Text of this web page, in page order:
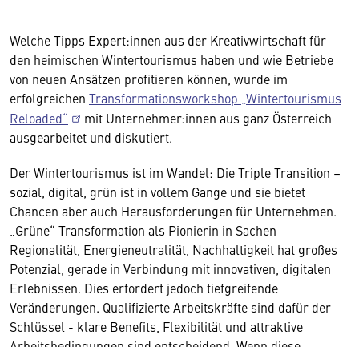
Welche Tipps Expert:innen aus der Kreativwirtschaft für
den heimischen Wintertourismus haben und wie Betriebe
von neuen Ansätzen profitieren können, wurde im
erfolgreichen Transformationsworkshop „Wintertourismus
Reloaded“
mit Unternehmer:innen aus ganz Österreich
ausgearbeitet und diskutiert.
Der Wintertourismus ist im Wandel: Die Triple Transition –
sozial, digital, grün ist in vollem Gange und sie bietet
Chancen aber auch Herausforderungen für Unternehmen.
„Grüne“ Transformation als Pionierin in Sachen
Regionalität, Energieneutralität, Nachhaltigkeit hat großes
Potenzial, gerade in Verbindung mit innovativen, digitalen
Erlebnissen. Dies erfordert jedoch tiefgreifende
Veränderungen. Qualifizierte Arbeitskräfte sind dafür der
Schlüssel - klare Benefits, Flexibilität und attraktive